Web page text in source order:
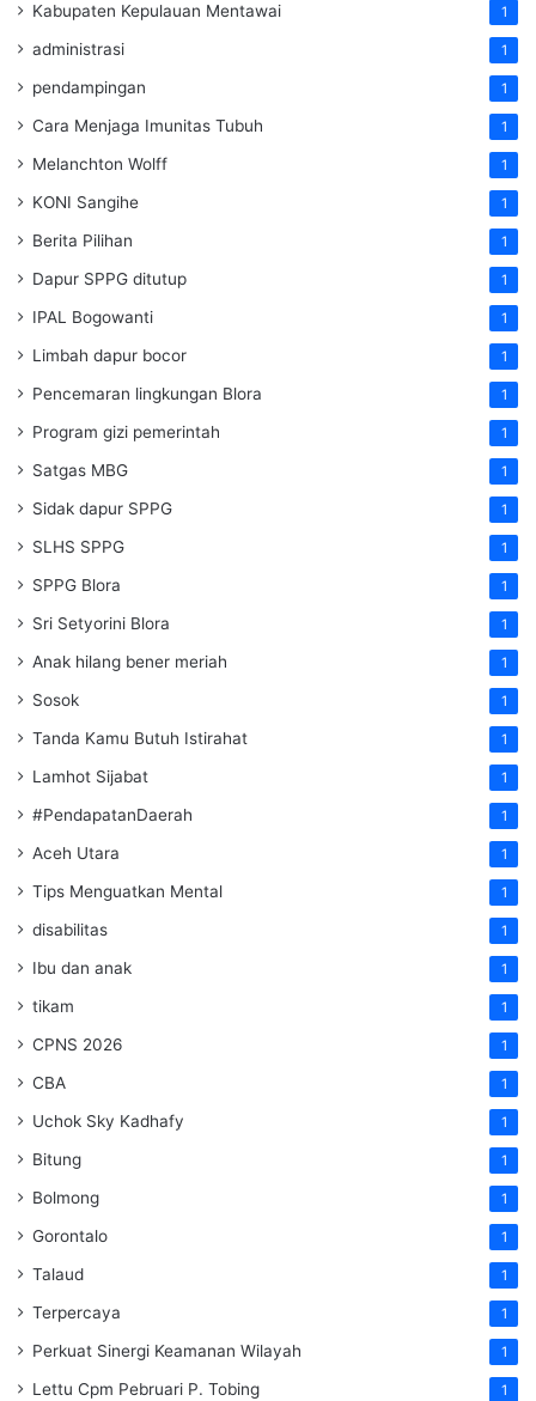
Kabupaten Kepulauan Mentawai 1
administrasi 1
pendampingan 1
Cara Menjaga Imunitas Tubuh 1
Melanchton Wolff 1
KONI Sangihe 1
Berita Pilihan 1
Dapur SPPG ditutup 1
IPAL Bogowanti 1
Limbah dapur bocor 1
Pencemaran lingkungan Blora 1
Program gizi pemerintah 1
Satgas MBG 1
Sidak dapur SPPG 1
SLHS SPPG 1
SPPG Blora 1
Sri Setyorini Blora 1
Anak hilang bener meriah 1
Sosok 1
Tanda Kamu Butuh Istirahat 1
Lamhot Sijabat 1
#PendapatanDaerah 1
Aceh Utara 1
Tips Menguatkan Mental 1
disabilitas 1
Ibu dan anak 1
tikam 1
CPNS 2026 1
CBA 1
Uchok Sky Kadhafy 1
Bitung 1
Bolmong 1
Gorontalo 1
Talaud 1
Terpercaya 1
Perkuat Sinergi Keamanan Wilayah 1
Lettu Cpm Pebruari P. Tobing 1